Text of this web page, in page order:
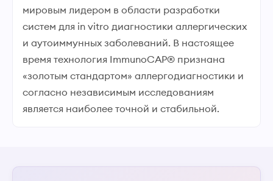
мировым лидером в области разработки
систем для in vitro диагностики аллергических
и аутоиммунных заболеваний. В настоящее
время технология ImmunoCAP® признана
«золотым стандартом» аллергодиагностики и
согласно независимым исследованиям
является наиболее точной и стабильной.